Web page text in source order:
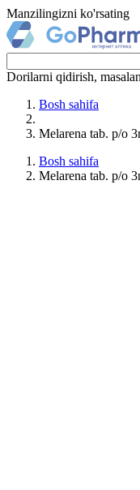
Manzilingizni ko'rsating
Dorilarni qidirish, masalan
Bosh sahifa
Melarena tab. p/o
Bosh sahifa
Melarena tab. p/o